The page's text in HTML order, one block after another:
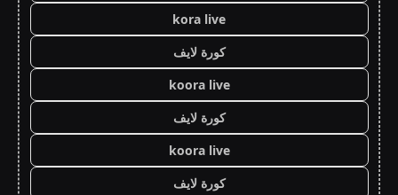
kora live
كورة لايف
koora live
كورة لايف
koora live
كورة لايف